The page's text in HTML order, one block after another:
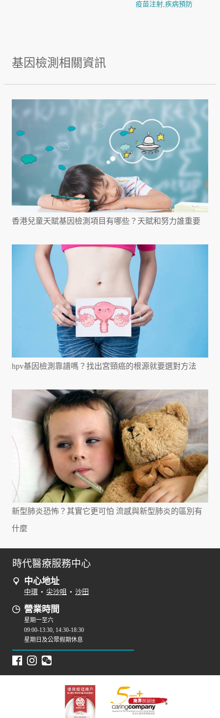
疫苗注射,疾病預防
基因檢測相關資訊
香港兒童天賦基因檢測項目有哪些？天賦和努力誰重要
hpv基因檢測靠譜嗎？找出宮頸癌的根源就要選對方法
新型肺炎恐怖？其實它更可怕 流感與新型肺炎的區別有
什麼
時代醫療服務中心
中心地址
中環 • 尖沙咀 • 沙田
營業時間
星期一至六
09:00-13:30, 14:30-18:30
星期日及公眾假期休息